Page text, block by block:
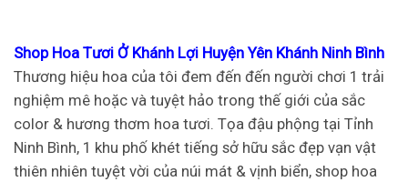
Shop Hoa Tươi Ở Khánh Lợi Huyện Yên Khánh Ninh Bình
Thương hiệu hoa của tôi đem đến đến người chơi 1 trải
nghiệm mê hoặc và tuyệt hảo trong thế giới của sắc
color & hương thơm hoa tươi. Tọa đậu phộng tại Tỉnh
Ninh Bình, 1 khu phố khét tiếng sở hữu sắc đẹp vạn vật
thiên nhiên tuyệt vời của núi mát & vịnh biển, shop hoa